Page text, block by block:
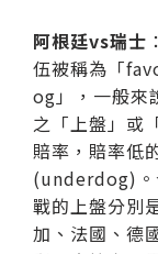
阿根廷vs瑞士
伍被稱為「
og」，一般來
之「上盤」或
賠率，賠率低
(underdog)。
戰的上盤分別
加、法國、德